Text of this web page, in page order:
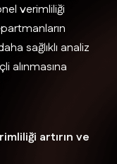
verimliliği
sağlıklı analiz
alınmasına
artırın ve